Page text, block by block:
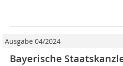
Ausgabe 04/2024
Bayerische